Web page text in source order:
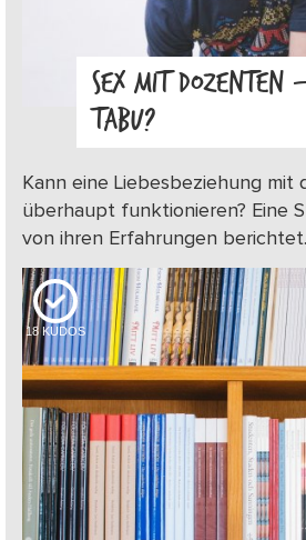
SEX MIT DOZENTEN
TABU?
Kann eine Liebesbeziehung mit
überhaupt funktionieren? Eine
von ihren Erfahrungen berichtet.
18 KUDOS